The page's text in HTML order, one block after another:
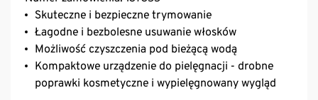
Skuteczne i bezpieczne trymowanie
Łagodne i bezbolesne usuwanie włosków
Możliwość czyszczenia pod bieżącą wodą
Kompaktowe urządzenie do pielęgnacji - drobne
poprawki kosmetyczne i wypielęgnowany wygląd